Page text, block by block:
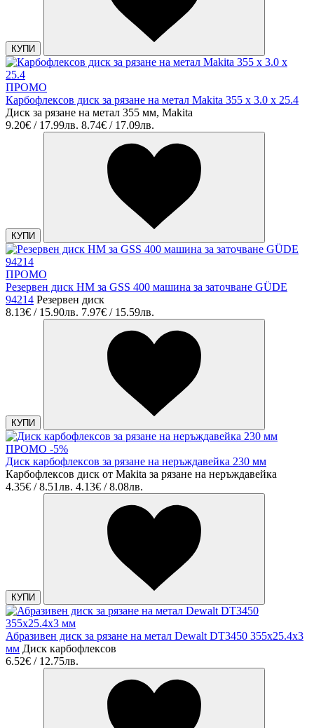
КУПИ
ПРОМО
Карбофлексов диск за рязане на метал Makita 355 х 3.0 x 25.4
Диск за рязане на метал 355 мм, Makita
9.20€ / 17.99лв. 8.74€ / 17.09лв.
КУПИ
ПРОМО
Резервен диск HM за GSS 400 машина за заточване GÜDE
94214 Резервен диск
8.13€ / 15.90лв. 7.97€ / 15.59лв.
КУПИ
ПРОМО -5%
Диск карбофлексов за рязане на неръждавейка 230 мм
Карбофлексов диск от Makita за рязане на неръждавейка
4.35€ / 8.51лв. 4.13€ / 8.08лв.
КУПИ
Абразивен диск за рязане на метал Dewalt DT3450 355х25.4х3
мм Диск карбофлексов
6.52€ / 12.75лв.